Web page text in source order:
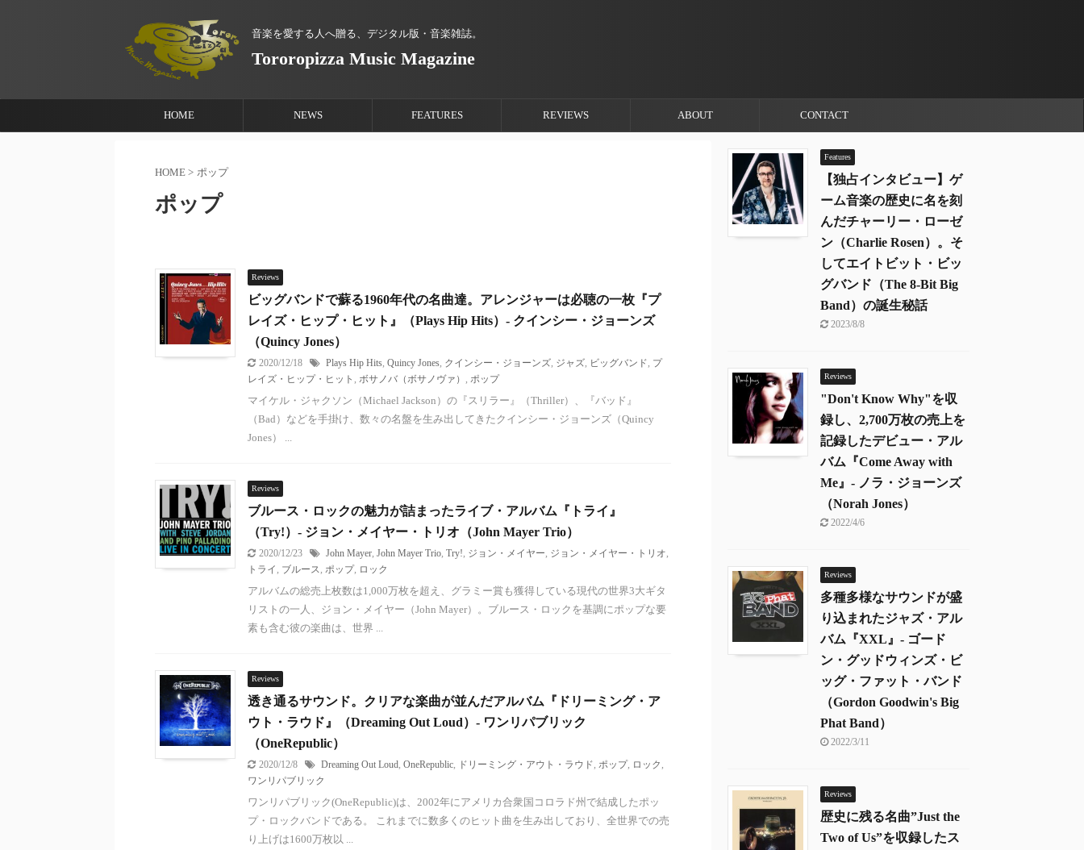
音楽を愛する人へ贈る、デジタル版・音楽雑誌。
Tororopizza Music Magazine
HOME NEWS FEATURES REVIEWS ABOUT CONTACT
HOME > ポップ
ポップ
Reviews
ビッグバンドで蘇る1960年代の名曲達。アレンジャーは必聴の一枚『プ
レイズ・ヒップ・ヒット』（Plays Hip Hits）- クインシー・ジョーンズ
（Quincy Jones）
2020/12/18 Plays Hip Hits Quincy Jones クインシー・ジョーンズ ジャズ ビッグバンド プ
レイズ・ヒップ・ヒット
ボサノバ（ボサノヴァ） ポップ
マイケル・ジャクソン（Michael Jackson）の『スリラー』（Thriller）、『バッド』
（Bad）などを手掛け、数々の名盤を生み出してきたクインシー・ジョーンズ（Quincy
Jones） ...
Reviews
ブルース・ロックの魅力が詰まったライブ・アルバム『トライ』
（Try!）- ジョン・メイヤー・トリオ（John Mayer Trio）
2020/12/23 John Mayer John Mayer Trio Try! ジョン・メイヤー ジョン・メイヤー・トリオ
トライ
ブルース ポップ, ロック
アルバムの総売上枚数は1,000万枚を超え、グラミー賞も獲得している現代の世界3大ギタ
リストの一人、ジョン・メイヤー（John Mayer）。ブルース・ロックを基調にポップな要
素も含む彼の楽曲は、世界 ...
Reviews
透き通るサウンド。クリアな楽曲が並んだアルバム『ドリーミング・ア
ウト・ラウド』（Dreaming Out Loud）- ワンリパブリック
（OneRepublic）
2020/12/8 Dreaming Out Loud OneRepublic ドリーミング・アウト・ラウド ポップ, ロック
ワンリパブリック
ワンリパブリック(OneRepublic)は、2002年にアメリカ合衆国コロラド州で結成したポッ
プ・ロックバンドである。 これまでに数多くのヒット曲を生み出しており、全世界での売
り上げは1600万枚以 ...
Features
【独占インタビュー】ゲ
ーム音楽の歴史に名を刻
んだチャーリー・ローゼ
ン（Charlie Rosen）。そ
してエイトビット・ビッ
グバンド（The 8-Bit Big
Band）の誕生秘話
2023/8/8
Reviews
"Don't Know Why"を収
録し、2,700万枚の売上を
記録したデビュー・アル
バム『Come Away with
Me』- ノラ・ジョーンズ
（Norah Jones）
2022/4/6
Reviews
多種多様なサウンドが盛
り込まれたジャズ・アル
バム『XXL』- ゴード
ン・グッドウィンズ・ビ
ッグ・ファット・バンド
（Gordon Goodwin's Big
Phat Band）
2022/3/11
Reviews
歴史に残る名曲”Just the
Two of Us”を収録したス